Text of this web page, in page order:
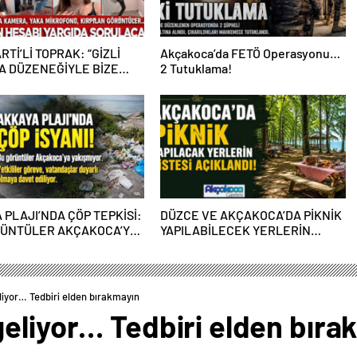
TOPRAK: “GİZLİ
DÜZENEĞİYLE BİZE
Akçakoca’da FETÖ Operasyonu…
2 Tutuklama!
PLAJI’NDA ÇÖP TEPKİSİ:
AKÇAKOCA’YA
DÜZCE VE AKÇAKOCA’DA PİKNİK
YAPILABİLECEK YERLERİN
Tedbiri elden bırakmayın
Tedbiri elden